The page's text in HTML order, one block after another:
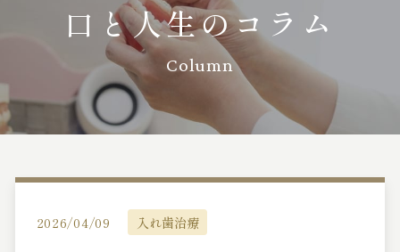
口と人生のコラム
Column
2026/04/09 入れ歯治療